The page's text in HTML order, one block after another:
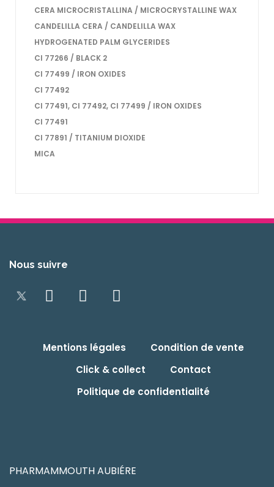
CERA MICROCRISTALLINA / MICROCRYSTALLINE WAX
CANDELILLA CERA / CANDELILLA WAX
HYDROGENATED PALM GLYCERIDES
CI 77266 / BLACK 2
CI 77499 / IRON OXIDES
CI 77492
CI 77491, CI 77492, CI 77499 / IRON OXIDES
CI 77491
CI 77891 / TITANIUM DIOXIDE
MICA
Nous suivre
Mentions légales
Condition de vente
Click & collect
Contact
Politique de confidentialité
PHARMAMMOUTH AUBIÉRE